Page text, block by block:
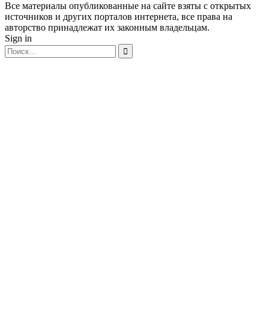
Все материалы опубликованные на сайте взяты с открытых
источников и других порталов интернета, все права на
авторство принадлежат их законным владельцам.
Sign in